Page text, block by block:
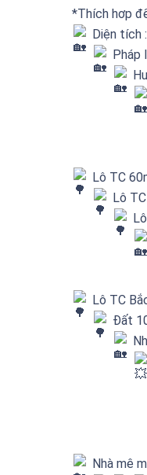
*Thích hơp
Diện tích
Pháp
Lô TC
Lô
Lô TC
Đất
Nhà mê